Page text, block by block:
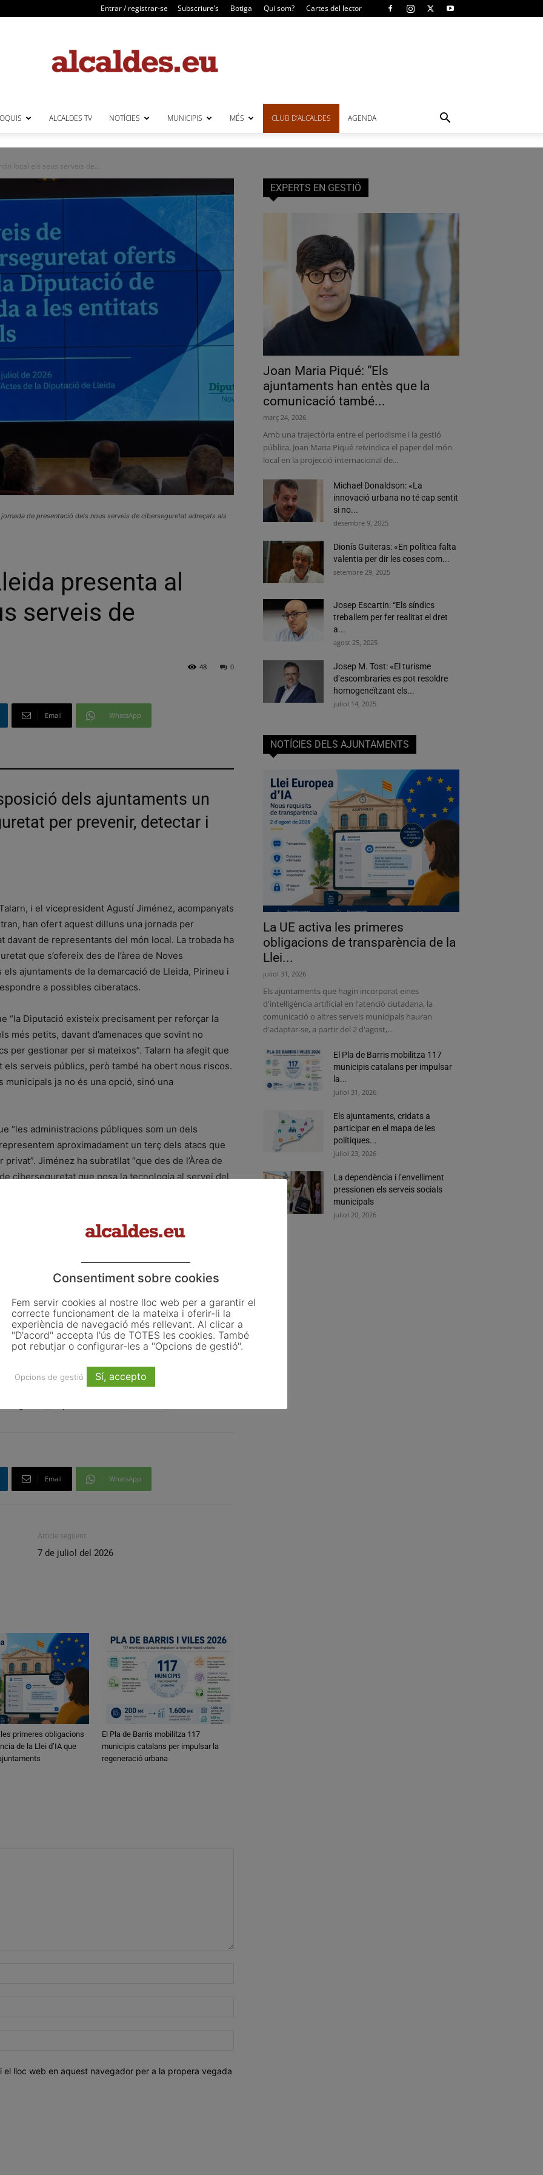
Entrar / registrar-se Subscriure’s Botiga Qui som? Cartes del lector
ALCALDES TV NOTÍCIES MUNICIPIS MÉS CLUB D’ALCALDES AGENDA
local els seus serveis de...
de presentació dels nous serveis de ciberseguretat adreçats als
presenta al
serveis de
0
48
Email WhatsApp
dels ajuntaments un
per prevenir, detectar i
i el vicepresident Agustí Jiménez, acompanyats
han ofert aquest dilluns una jornada per
de representants del món local. La trobada ha
que s’ofereix des de l’àrea de Noves
ajuntaments de la demarcació de Lleida, Pirineu i
a possibles ciberatacs.
“la Diputació existeix precisament per reforçar la
més petits, davant d’amenaces que sovint no
per gestionar per si mateixos”. Talarn ha afegit que
serveis públics, però també ha obert nous riscos.
ja no és una opció, sinó una
“les administracions públiques som un dels
aproximadament un terç dels atacs que
Jiménez ha subratllat “que des de l’Àrea de
ciberseguretat que posa la tecnologia al servei del
tècnic perquè tots els municipis disposin del
de Lleida, a través de l’àrea de Noves Tecnologies,
de ciberseguretat per prevenir, detectar i
la protecció de xarxes i correus electrònics, la
recuperació davant d’incidents, així com formació
Esquema Nacional de Seguretat, amb l’objectiu
i consells comarcals.
tècnics de Noves Tecnologies i també de membres
Catalunya, on s’ha destacat
Email WhatsApp
Article següent
7 de juliol del 2026
les primeres obligacions
de la Llei d’IA que
El Pla de Barris mobilitza 117
municipis catalans per impulsar la
regeneració urbana
el lloc web en aquest navegador per a la propera vegada
EXPERTS EN GESTIÓ
Joan Maria Piqué: “Els
ajuntaments han entès que la
comunicació també...
març 24, 2026
Amb una trajectòria entre el periodisme i la gestió
pública, Joan Maria Piqué reivindica el paper del món
local en la projecció internacional de...
Michael Donaldson: «La
innovació urbana no té cap sentit
si no...
desembre 9, 2025
Dionís Guiteras: «En política falta
valentia per dir les coses com...
setembre 29, 2025
Josep Escartin: “Els síndics
treballem per fer realitat el dret
a...
agost 25, 2025
Josep M. Tost: «El turisme
d’escombraries es pot resoldre
homogeneïtzant els...
juliol 14, 2025
NOTÍCIES DELS AJUNTAMENTS
La UE activa les primeres
obligacions de transparència de la
Llei...
juliol 31, 2026
Els ajuntaments que hagin incorporat eines
d'intel·ligència artificial en l'atenció ciutadana, la
comunicació o altres serveis municipals hauran
d'adaptar-se, a partir del 2 d'agost,...
El Pla de Barris mobilitza 117
municipis catalans per impulsar
la...
juliol 31, 2026
Els ajuntaments, cridats a
participar en el mapa de les
polítiques...
juliol 23, 2026
La dependència i l’envelliment
pressionen els serveis socials
municipals
juliol 20, 2026
Consentiment sobre cookies
Fem servir cookies al nostre lloc web per a garantir el
correcte funcionament de la mateixa i oferir-li la
experiència de navegació més rellevant. Al clicar a
"D'acord" accepta l'ús de TOTES les cookies. També
pot rebutjar o configurar-les a "Opcions de gestió".
Opcions de gestió Sí, accepto